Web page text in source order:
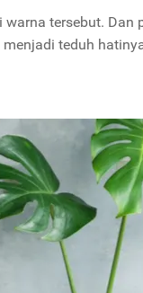
tersebut. Dan
teduh